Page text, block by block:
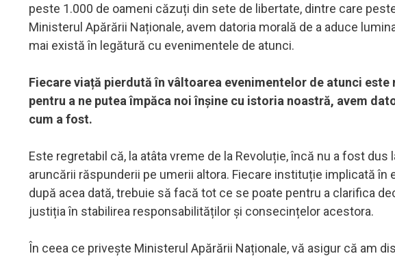
peste 1.000 de oameni căzuți din sete de libertate, dintre care
Ministerul Apărării Naționale, avem datoria morală de a aduce
mai există în legătură cu evenimentele de atunci.
Fiecare viață pierdută în vâltoarea evenimentelor de atunci
pentru a ne putea împăca noi înșine cu istoria noastră, avem
cum a fost.
Este regretabil că, la atâta vreme de la Revoluție, încă nu a fost
aruncării răspunderii pe umerii altora. Fiecare instituție implicată în
după acea dată, trebuie să facă tot ce se poate pentru a clarifica
justiția în stabilirea responsabilităților și consecințelor acestora.
În ceea ce privește Ministerul Apărării Naționale, vă asigur că am